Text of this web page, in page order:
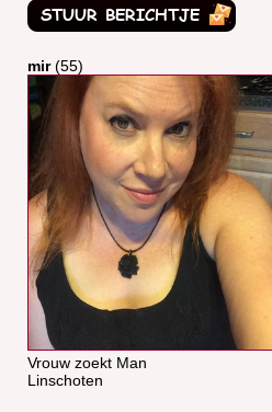
mir(55)
Vrouw zoekt Man
Linschoten